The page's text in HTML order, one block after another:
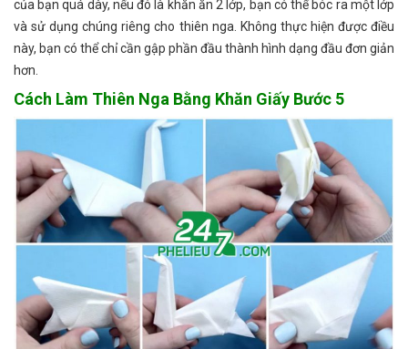
của bạn quá dày, nếu đó là khăn ăn 2 lớp, bạn có thể bóc ra một lớp
và sử dụng chúng riêng cho thiên nga. Không thực hiện được điều
này, bạn có thể chỉ cần gập phần đầu thành hình dạng đầu đơn giản
hơn.
Cách Làm Thiên Nga Bằng Khăn Giấy Bước 5